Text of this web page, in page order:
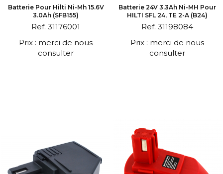
Batterie Pour Hilti Ni-Mh 15.6V
3.0Ah (SFB155)
Ref. 31176001
Prix : merci de nous
consulter
Batterie 24V 3.3Ah Ni-MH Pour
HILTI SFL 24, TE 2-A (B24)
Ref. 31198084
Prix : merci de nous
consulter